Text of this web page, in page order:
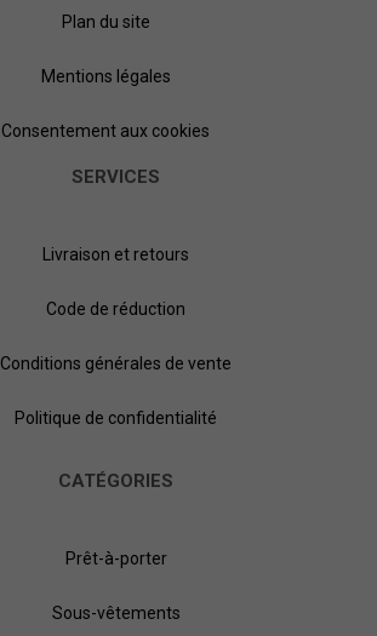
Plan du site
Mentions légales
Consentement aux cookies
SERVICES
Livraison et retours
Code de réduction
Conditions générales de vente
Politique de confidentialité
CATÉGORIES
Prêt-à-porter
Sous-vêtements